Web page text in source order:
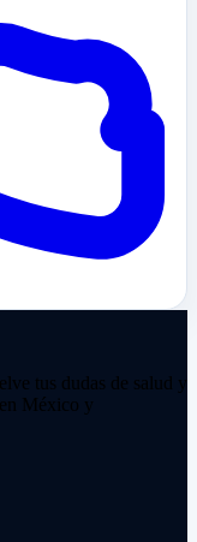
tus dudas de salud y
México y